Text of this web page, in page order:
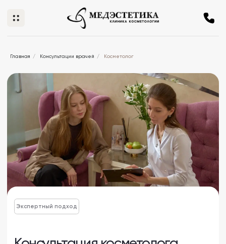
Главная / Консультации врачей / Косметолог
Консультация косметолога
в Нижнем Новгороде
до антивозрастного ухода
Персональная консультация косметолога-
эксперта — знай, что действительно нужна
Экспертный подход